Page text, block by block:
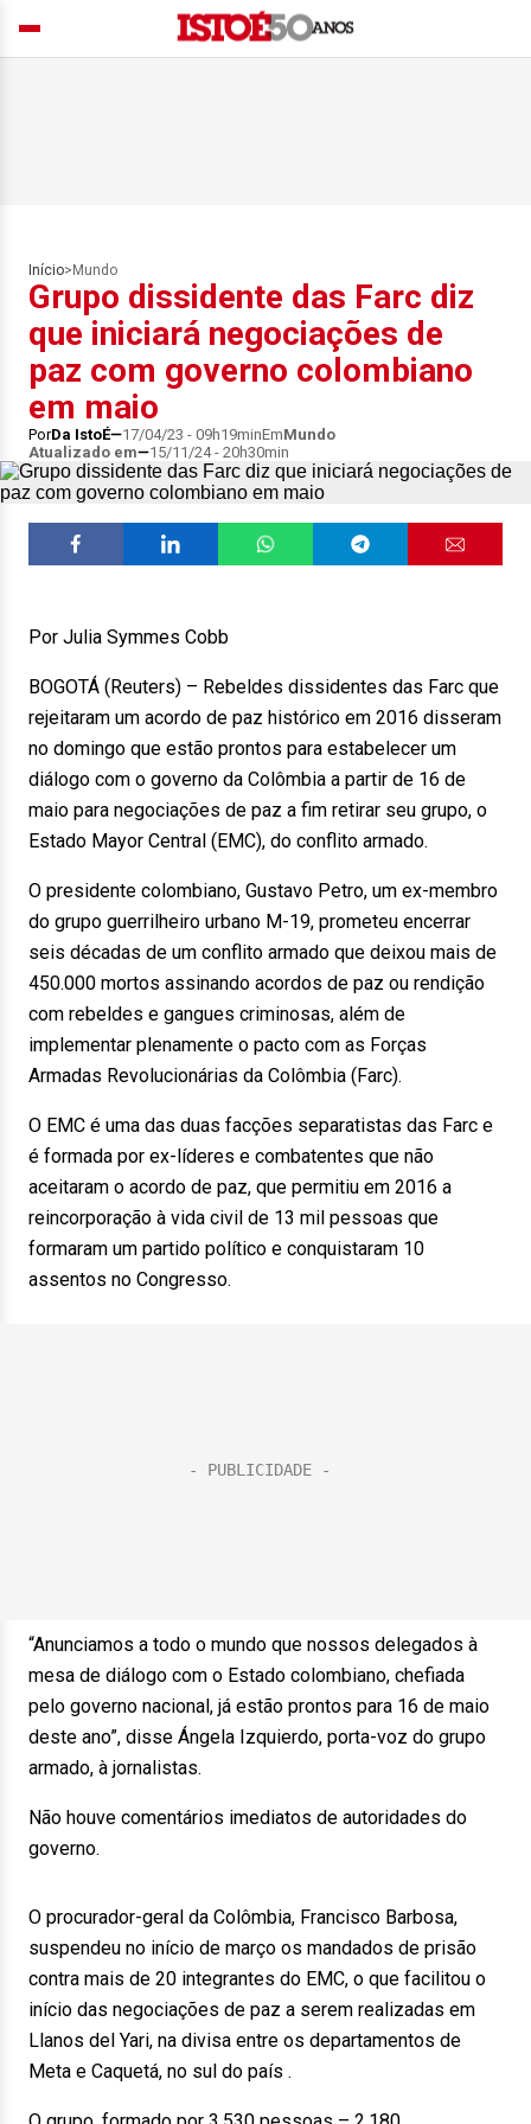
Início> Mundo
Grupo dissidente das Farc diz
que iniciará negociações de
paz com governo colombiano
em maio
PorDa IstoÉ 17/04/23 - 09h19minEmMundo
Atualizado em
15/11/24 - 20h30min
Por Julia Symmes Cobb
BOGOTÁ (Reuters) – Rebeldes dissidentes das Farc que
rejeitaram um acordo de paz histórico em 2016 disseram
no domingo que estão prontos para estabelecer um
diálogo com o governo da Colômbia a partir de 16 de
maio para negociações de paz a fim retirar seu grupo, o
Estado Mayor Central (EMC), do conflito armado.
O presidente colombiano, Gustavo Petro, um ex-membro
do grupo guerrilheiro urbano M-19, prometeu encerrar
seis décadas de um conflito armado que deixou mais de
450.000 mortos assinando acordos de paz ou rendição
com rebeldes e gangues criminosas, além de
implementar plenamente o pacto com as Forças
Armadas Revolucionárias da Colômbia (Farc).
O EMC é uma das duas facções separatistas das Farc e
é formada por ex-líderes e combatentes que não
aceitaram o acordo de paz, que permitiu em 2016 a
reincorporação à vida civil de 13 mil pessoas que
formaram um partido político e conquistaram 10
assentos no Congresso.
“Anunciamos a todo o mundo que nossos delegados à
mesa de diálogo com o Estado colombiano, chefiada
pelo governo nacional, já estão prontos para 16 de maio
deste ano”, disse Ángela Izquierdo, porta-voz do grupo
armado, à jornalistas.
Não houve comentários imediatos de autoridades do
governo.
O procurador-geral da Colômbia, Francisco Barbosa,
suspendeu no início de março os mandados de prisão
contra mais de 20 integrantes do EMC, o que facilitou o
início das negociações de paz a serem realizadas em
Llanos del Yari, na divisa entre os departamentos de
Meta e Caquetá, no sul do país .